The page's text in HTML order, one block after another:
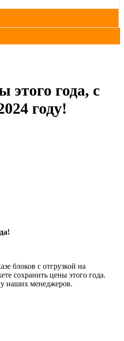
этого года, с
году!
блоков с отгрузкой на
сохранить цены этого года.
наших менеджеров.